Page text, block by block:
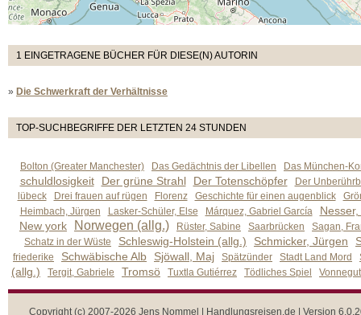
1 EINGETRAGENE BÜCHER FÜR DIESE(N) AUTORIN
» Die Schwerkraft der Verhältnisse
TOP-SUCHBEGRIFFE DER LETZTEN 24 STUNDEN
Bolton (Greater Manchester) Das Gedächtnis der Libellen Das München-
schuldlosigkeit Der grüne Strahl Der Totenschöpfer
Der
lübeck
Drei frauen auf rügen Florenz Geschichte für einen augenblick
Heimbach, Jürgen
Lasker-Schüler, Else Márquez, Gabriel García
New york
Norwegen (allg.) Rüster, Sabine Saarbrücken
Sagan,
Schatz in der Wüste
Schleswig-Holstein (allg.) Schmicker, Jürgen
friederike Schwäbische Alb Sjöwall, Maj Spätzünder Stadt Land Mord
(allg.) Tergit, Gabriele Tromsö Tuxtla Gutiérrez Tödliches Spiel
Copyright (c) 2007-2026 Jens Nommel | Handlungsreisen.de | Version